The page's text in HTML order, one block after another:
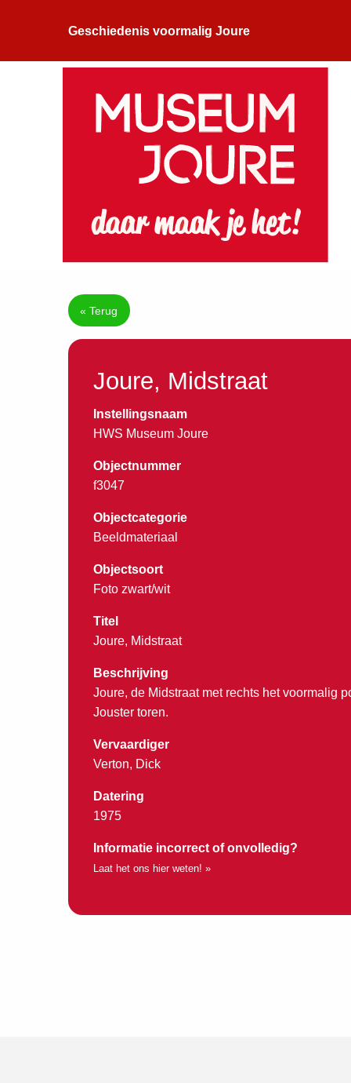
Geschiedenis voormalig Joure
« Terug
Joure, Midstraat
Instellingsnaam
HWS Museum Joure
Objectnummer
f3047
Objectcategorie
Beeldmateriaal
Objectsoort
Foto zwart/wit
Titel
Joure, Midstraat
Beschrijving
Joure, de Midstraat met rechts het voormalig
Jouster toren.
Vervaardiger
Verton, Dick
Datering
1975
Informatie incorrect of onvolledig?
Laat het ons hier weten! »